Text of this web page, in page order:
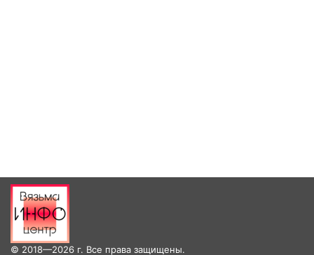
© 2018—2026 г. Все права защищены.